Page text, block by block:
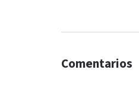
Comentarios